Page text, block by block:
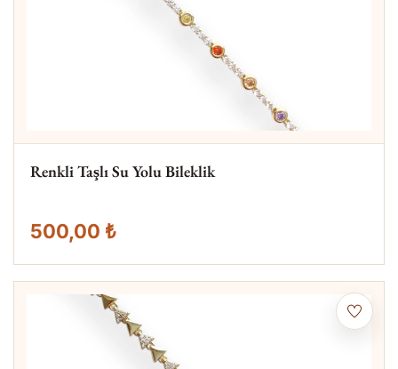
Renkli Taşlı Su Yolu Bileklik
500,00 ₺